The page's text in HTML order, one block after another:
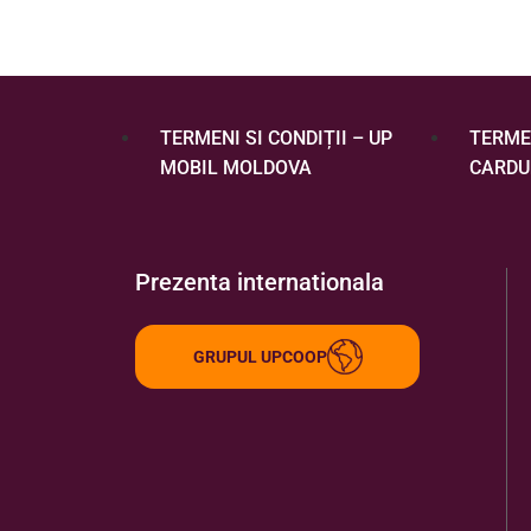
TERMENI SI CONDIȚII – UP
MOBIL MOLDOVA
Prezenta internationala
GRUPUL UPCOOP